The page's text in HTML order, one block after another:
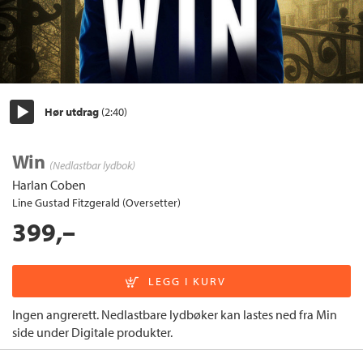
Hør utdrag (2:40)
Win (Nedlastbar lydbok)
Harlan Coben
Line Gustad Fitzgerald (Oversetter)
399,–
Ingen angrerett. Nedlastbare lydbøker kan lastes ned fra Min
side under Digitale produkter.